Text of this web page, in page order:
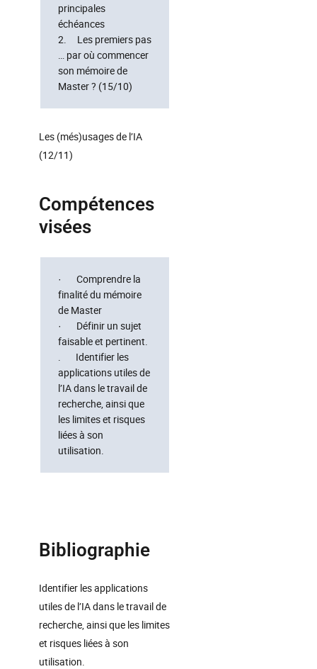
principales
échéances
2. Les premiers pas
… par où commencer
son mémoire de
Master ? (15/10)
Les (més)usages de l’IA
(12/11)
Compétences
visées
· Comprendre la
finalité du mémoire
de Master
· Définir un sujet
faisable et pertinent.
. Identifier les
applications utiles de
l’IA dans le travail de
recherche, ainsi que
les limites et risques
liées à son
utilisation.
Bibliographie
Identifier les applications
utiles de l’IA dans le travail de
recherche, ainsi que les limites
et risques liées à son
utilisation.